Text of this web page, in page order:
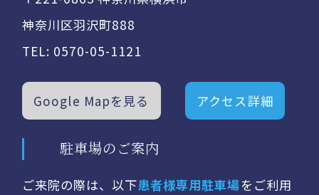
神奈川区羽沢町888
TEL: 0570-05-1121
Google Mapを見る アクセス詳細
駐車場のご案内
ご来院の際は、以下患者様専用駐車場をご利用